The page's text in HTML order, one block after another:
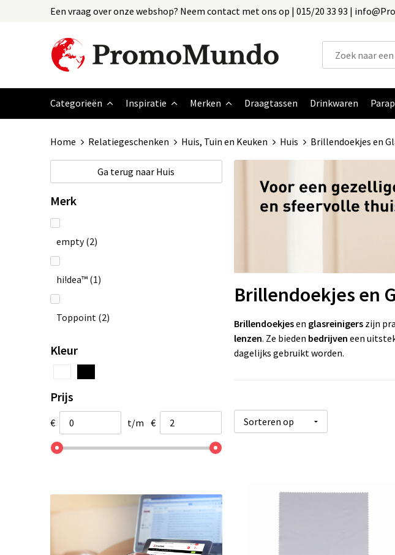
Een vraag over onze webshop? Neem contact met ons op | 015/20 33 93 |
Categorieën Inspiratie Merken Draagtassen Drinkwaren
Home Relatiegeschenken Huis, Tuin en Keuken Huis Brillendoekjes en
Ga terug naar Huis
Merk
empty (2)
hi!dea™ (1)
Toppoint (2)
Kleur
Prijs
€ t/m €
Brillendoekjes en
Brillendoekjesen glasreinigers zijn
lenzen. Ze bieden bedrijven een
dagelijks gebruikt worden.